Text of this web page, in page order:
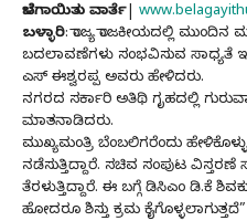
ಬೆಳಗಾಯಿತು ವಾರ್ತೆ
ಬಳ್ಳಾರಿ: ರಾಜ್ಯ ರಾಜಕೀಯದಲ್ಲಿ ಮುಂದಿನ
ಬದಲಾವಣೆಗಳು ಸಂಭವಿಸುವ ಸಾಧ್ಯತೆ
ಎಸ್ ಈಶ್ವರಪ್ಪ ಅವರು ಹೇಳಿದರು.
ನಗರದ ಸರ್ಕಾರಿ ಅತಿಥಿ ಗೃಹದಲ್ಲಿ
ಮಾತನಾಡಿದರು.
ಮುಖ್ಯಮಂತ್ರಿ ಬೆಂಬಲಿಗರೆಂದು
ನಡೆಸುತ್ತಿದ್ದಾರೆ. ಸಚಿವ ಸಂಪುಟ
ತೆರಳುತ್ತಿದ್ದಾರೆ. ಈ ಬಗ್ಗೆ ಡಿಸಿಎಂ ಡಿ.ಕೆ
ಹೋದರೂ ಶಿಸ್ತು ಕ್ರಮ